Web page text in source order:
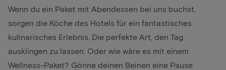
Wenn du ein Paket mit Abendessen bei uns buchst,
sorgen die Köche des Hotels für ein fantastisches
kulinarisches Erlebnis. Die perfekte Art, den Tag
ausklingen zu lassen. Oder wie wäre es mit einem
Wellness-Paket? Gönne deinen Beinen eine Pause